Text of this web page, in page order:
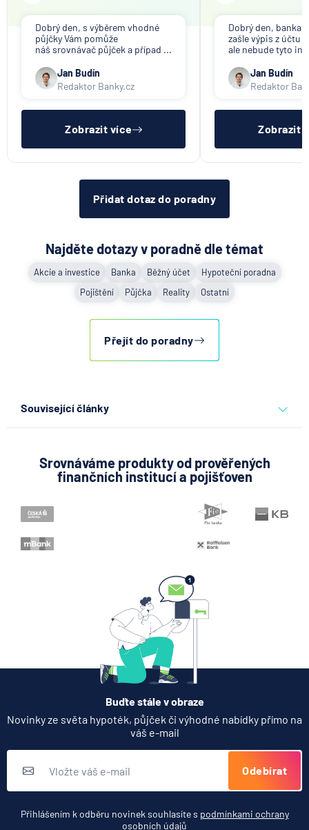
Dobrý den, s výběrem vhodné
půjčky Vám pomůže
náš srovnávač půjček a případ ...
Jan Budín
Redaktor Banky.cz
Zobrazit více
Dobrý den, banka
zašle výpis z účtu
ale nebude tyto
Jan Budín
Redaktor
Zobrazit
Přidat dotaz do poradny
Najděte dotazy v poradně dle témat
Akcie a investice Banka Běžný účet
Hypoteční poradna
Pojištění
Půjčka Reality Ostatní
Přejít do poradny
Související články
přímo v Partners App
6.8.2026 Daně
Když rozhoduje stres: nové
triky bankovních podvodníků
Partners Banka spouští
termínovaný vklad 4,33 %
p.a. na 6 měsíců
5.8.2026
Jak dnes vykládat výsledky
zátěžových testů ČNB
Zobrazit všechny články
Srovnáváme produkty od prověřených
finančních institucí a pojišťoven
Buďte stále v obraze
Novinky ze světa hypoték, půjček či výhodné nabídky přímo na
váš e-mail
Odebírat
Přihlášením k odběru novinek souhlasíte s podmínkami ochrany
osobních údajů